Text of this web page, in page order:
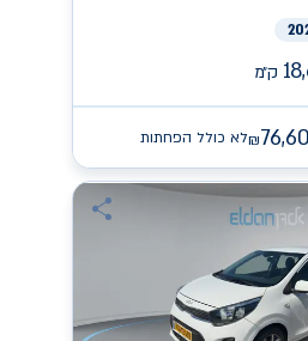
ק״מ
₪לא כולל הפחתות